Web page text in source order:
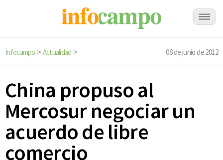
Infocampo > Actualidad > 08 de junio de 2012
China propuso al
Mercosur negociar un
acuerdo de libre
comercio